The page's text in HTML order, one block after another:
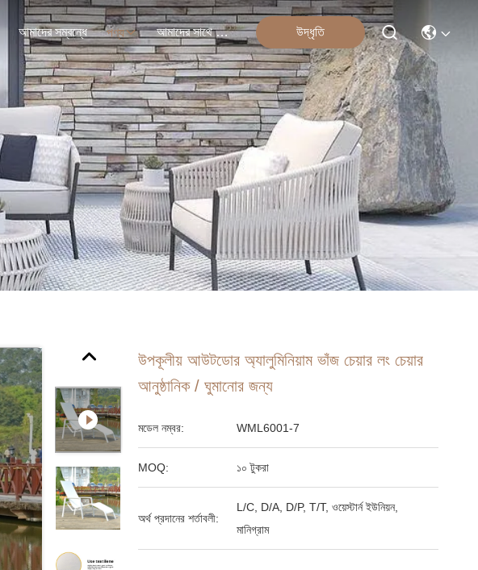
আমাদের সম্বন্ধে পণ্য আমাদের সাথে যোগাযোগ উদ্ধৃতি
উপকূলীয় আউটডোর অ্যালুমিনিয়াম ভাঁজ চেয়ার লং চেয়ার
আনুষ্ঠানিক / ঘুমানোর জন্য
মডেল নম্বর: WML6001-7
MOQ: ১০ টুকরা
অর্থ প্রদানের শর্তাবলী:
L/C, D/A, D/P, T/T, ওয়েস্টার্ন ইউনিয়ন,
মানিগ্রাম